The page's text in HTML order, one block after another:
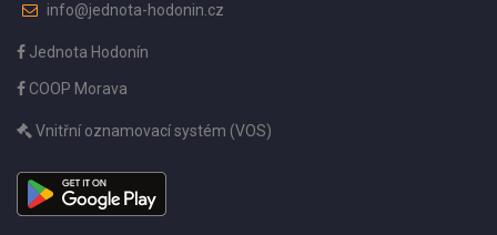
info@jednota-hodonin.cz
Jednota Hodonín
COOP Morava
Vnitřní oznamovací systém (VOS)